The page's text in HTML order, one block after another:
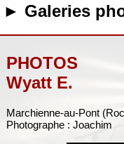
► Galeries
PHOTOS
Wyatt E.
Marchienne-au-Pont
Photographe : Joachim